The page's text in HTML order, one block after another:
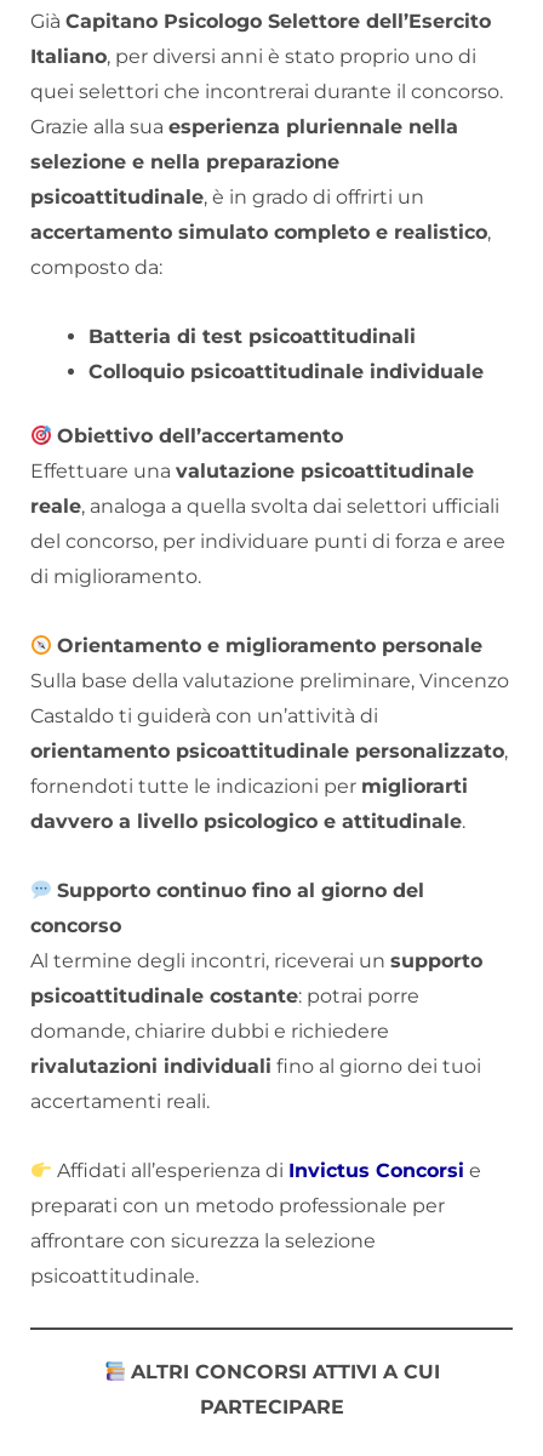
Già Capitano Psicologo Selettore dell’Esercito
Italiano, per diversi anni è stato proprio uno di
quei selettori che incontrerai durante il concorso.
Grazie alla sua esperienza pluriennale nella
selezione e nella preparazione
psicoattitudinale, è in grado di offrirti un
accertamento simulato completo e realistico,
composto da:
Batteria di test psicoattitudinali
Colloquio psicoattitudinale individuale
Obiettivo dell’accertamento
Effettuare una valutazione psicoattitudinale
reale, analoga a quella svolta dai selettori ufficiali
del concorso, per individuare punti di forza e aree
di miglioramento.
Orientamento e miglioramento personale
Sulla base della valutazione preliminare, Vincenzo
Castaldo ti guiderà con un’attività di
orientamento psicoattitudinale personalizzato,
fornendoti tutte le indicazioni per migliorarti
davvero a livello psicologico e attitudinale.
Supporto continuo fino al giorno del
concorso
Al termine degli incontri, riceverai un supporto
psicoattitudinale costante: potrai porre
domande, chiarire dubbi e richiedere
rivalutazioni individuali fino al giorno dei tuoi
accertamenti reali.
Affidati all’esperienza di Invictus Concorsi e
preparati con un metodo professionale per
affrontare con sicurezza la selezione
psicoattitudinale.
ALTRI CONCORSI ATTIVI A CUI
PARTECIPARE